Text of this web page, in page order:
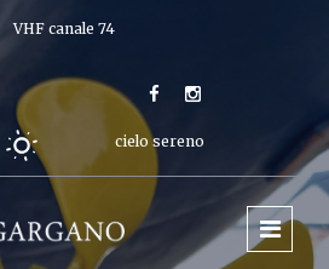
VHF canale 74
cielo sereno